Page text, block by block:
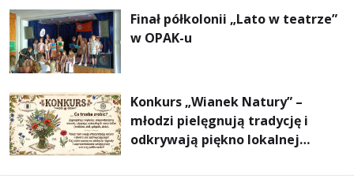
Finał półkolonii „Lato w teatrze”
w OPAK-u
Konkurs „Wianek Natury” –
młodzi pielęgnują tradycję i
odkrywają piękno lokalnej